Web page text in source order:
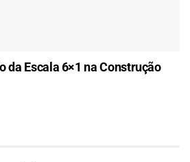
da Escala 6×1 na Construção